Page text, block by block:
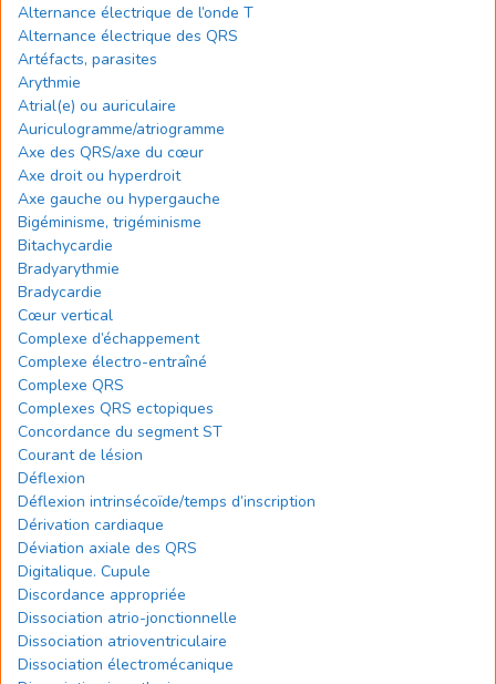
Alternance électrique de l’onde T
Alternance électrique des QRS
Artéfacts, parasites
Arythmie
Atrial(e) ou auriculaire
Auriculogramme/atriogramme
Axe des QRS/axe du cœur
Axe droit ou hyperdroit
Axe gauche ou hypergauche
Bigéminisme, trigéminisme
Bitachycardie
Bradyarythmie
Bradycardie
Cœur vertical
Complexe d’échappement
Complexe électro-entraîné
Complexe QRS
Complexes QRS ectopiques
Concordance du segment ST
Courant de lésion
Déflexion
Déflexion intrinsécoïde/temps d’inscription
Dérivation cardiaque
Déviation axiale des QRS
Digitalique. Cupule
Discordance appropriée
Dissociation atrio-jonctionnelle
Dissociation atrioventriculaire
Dissociation électromécanique